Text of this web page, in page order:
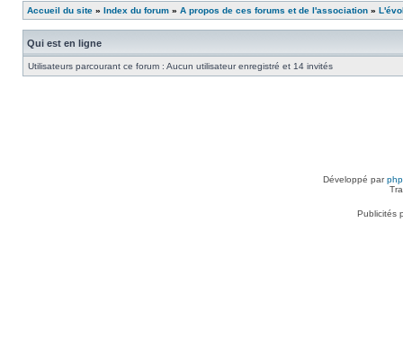
Accueil du site » Index du forum » A propos de ces forums et de l'association »
Qui est en ligne
Utilisateurs parcourant ce forum : Aucun utilisateur enregistré et 14 invités
Développé par
Publicités